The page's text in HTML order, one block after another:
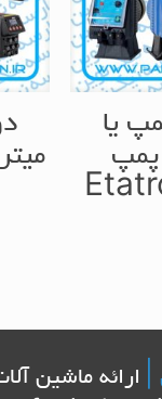
یا
پمپ
ارائه ماشین